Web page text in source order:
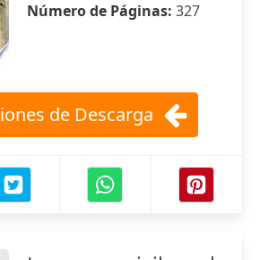
Número de Páginas: 327
de Descarga